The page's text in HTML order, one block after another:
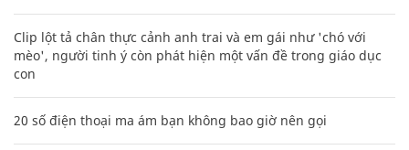
Clip lột tả chân thực cảnh anh trai và em gái như 'chó với
mèo', người tinh ý còn phát hiện một vấn đề trong giáo dục
con
20 số điện thoại ma ám bạn không bao giờ nên gọi